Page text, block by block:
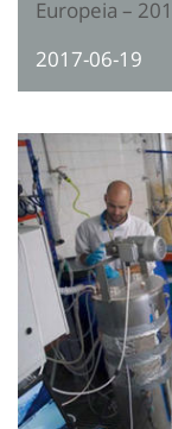
Europeia –
2017-06-19